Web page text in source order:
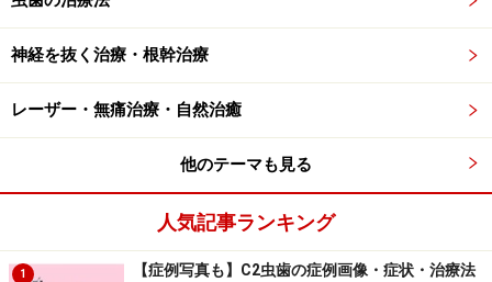
その際、歯の内部にできた空間が感染を起こすと急に痛
みが生じたり、歯の根の先に、袋状の膿みだまりができ
たりします。
は、すでに膿などが内部に溜まっていることが多いの
で、痛みがなかったとしても歯の内部に穴を空けて腐っ
神経を抜く治療・根幹治療
レーザー・無痛治療・自然治癒
他のテーマも見る
人気記事ランキング
1 【症例写真も】C2虫歯の症例画像・症状・治療法